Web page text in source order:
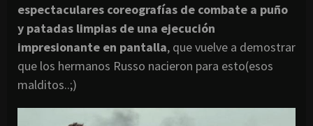
espectaculares coreografías de combate a puño
y patadas limpias de una ejecución
impresionante en pantalla, que vuelve a demostrar
que los hermanos Russo nacieron para esto(esos
malditos..;)